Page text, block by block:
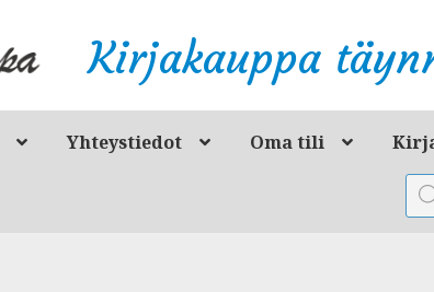
Kirjakauppa
Yhteystiedot Oma tili